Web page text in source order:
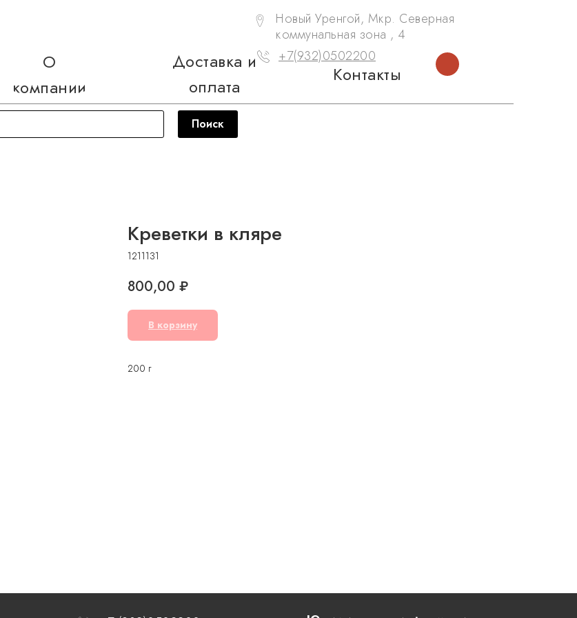
+7(932)0502200
Новый Уренгой, Мкр. Северная
коммунальная зона , 4
О
компании
Доставка и
оплата
Контакты
Поиск
Креветки в кляре
1211131
800,00 ₽
В корзину
200 г